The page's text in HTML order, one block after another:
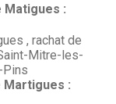
Matigues :
, rachat de
Mitre-les-
Pins
Martigues :